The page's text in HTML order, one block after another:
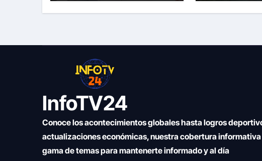
InfoTV24
Conoce los acontecimientos globales hasta logros
actualizaciones económicas, nuestra cobertura
gama de temas para mantenerte informado y al día